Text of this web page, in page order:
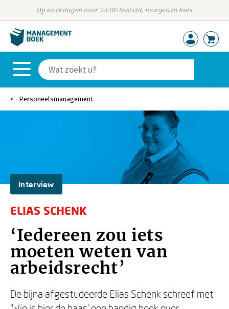
Op werkdagen voor 23:00 besteld, morgen in huis
Personeelsmanagement
Interview
ELIAS SCHENK
‘Iedereen zou iets
moeten weten van
arbeidsrecht’
De bijna afgestudeerde Elias Schenk schreef met